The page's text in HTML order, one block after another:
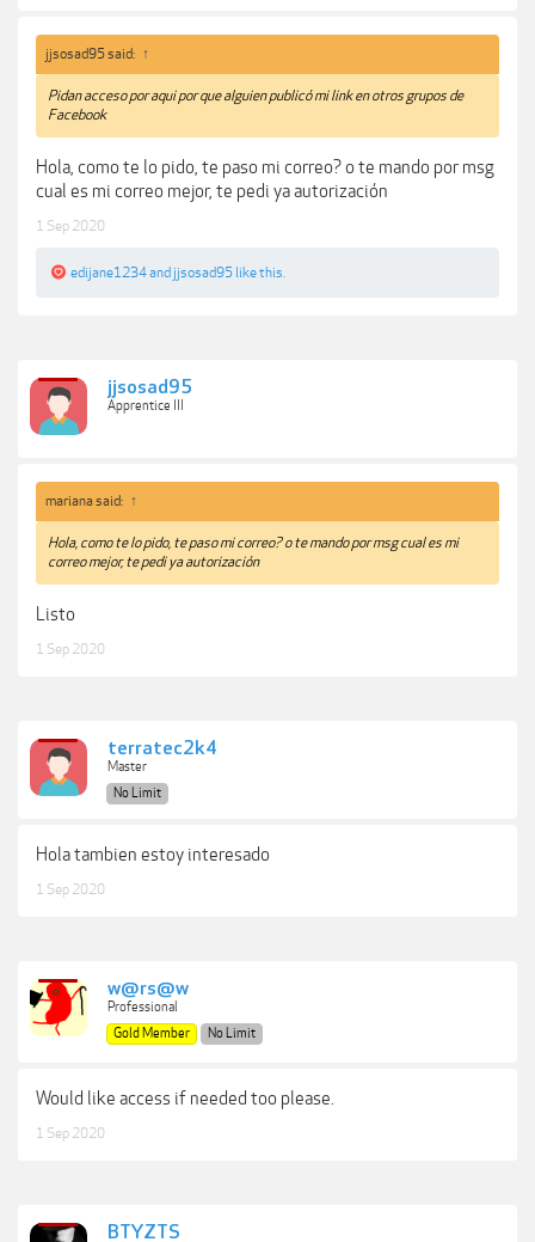
jjsosad95 said: ↑
Pidan acceso por aqui por que alguien publicó mi link en otros grupos de
Facebook
Hola, como te lo pido, te paso mi correo? o te mando por msg
cual es mi correo mejor, te pedi ya autorización
1 Sep 2020
edijane1234and jjsosad95 like this.
jjsosad95
Apprentice III
mariana said: ↑
Hola, como te lo pido, te paso mi correo? o te mando por msg cual es mi
correo mejor, te pedi ya autorización
Listo
1 Sep 2020
terratec2k4
Master
No Limit
Hola tambien estoy interesado
1 Sep 2020
w@rs@w
Professional
Gold Member
No Limit
Would like access if needed too please.
1 Sep 2020
BTYZTS